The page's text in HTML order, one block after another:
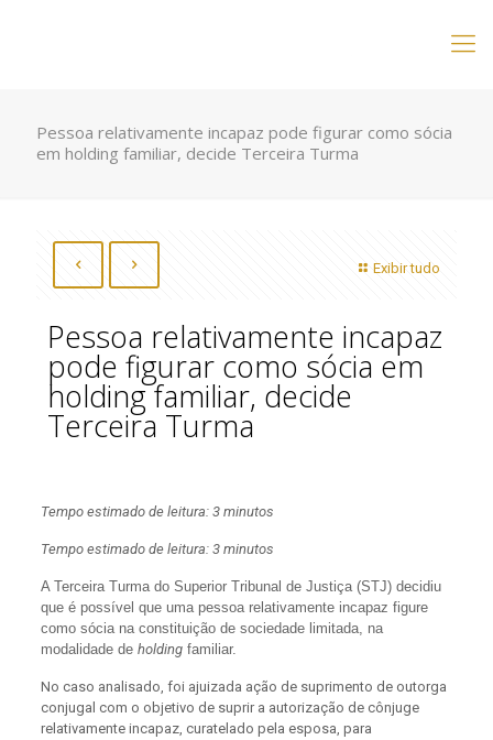
Pessoa relativamente incapaz pode figurar como sócia
em holding familiar, decide Terceira Turma
Exibir tudo
Pessoa relativamente incapaz
pode figurar como sócia em
holding familiar, decide
Terceira Turma
Tempo estimado de leitura: 3 minutos
Tempo estimado de leitura: 3 minutos
A Terceira Turma do Superior Tribunal de Justiça (STJ) decidiu
que é possível que uma pessoa relativamente incapaz figure
como sócia na constituição de sociedade limitada, na
modalidade de holdingfamiliar.
No caso analisado, foi ajuizada ação de suprimento de outorga
conjugal com o objetivo de suprir a autorização de cônjuge
relativamente incapaz, curatelado pela esposa, para